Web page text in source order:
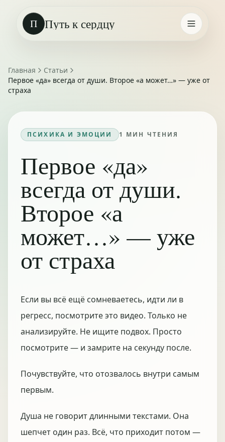
П Путь к сердцу
Главная
Статьи
Первое «да» всегда от души. Второе «а может…» — уже от
страха
ПСИХИКА И ЭМОЦИИ 1 МИН ЧТЕНИЯ
Первое «да»
всегда от души.
Второе «а
может…» — уже
от страха
Если вы всё ещё сомневаетесь, идти ли в
регресс, посмотрите это видео. Только не
анализируйте. Не ищите подвох. Просто
посмотрите — и замрите на секунду после.
Почувствуйте, что отозвалось внутри самым
первым.
Душа не говорит длинными текстами. Она
шепчет один раз. Всё, что приходит потом —